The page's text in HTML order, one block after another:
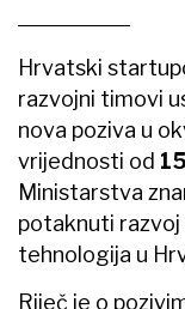
Hrvatski
razvojni timovi
nova poziva u
vrijednosti od
Ministarstva
potaknuti razvoj
tehnologija u
Riječ je o